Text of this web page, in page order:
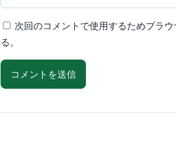
次回のコメントで使用するためブラ
る。